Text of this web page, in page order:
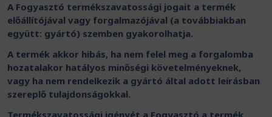
A Fogyasztó termékszavatossági jogait a termék
előállítójával vagy forgalmazójával (a továbbiakban
együtt: gyártó) szemben gyakorolhatja.
A termék akkor hibás, ha nem felel meg a forgalomba
hozatalakor hatályos minőségi követelményeknek,
vagy ha nem rendelkezik a gyártó által adott leírásban
szereplő tulajdonságokkal.
Termékszavatossági igényét a Fogyasztó a termék